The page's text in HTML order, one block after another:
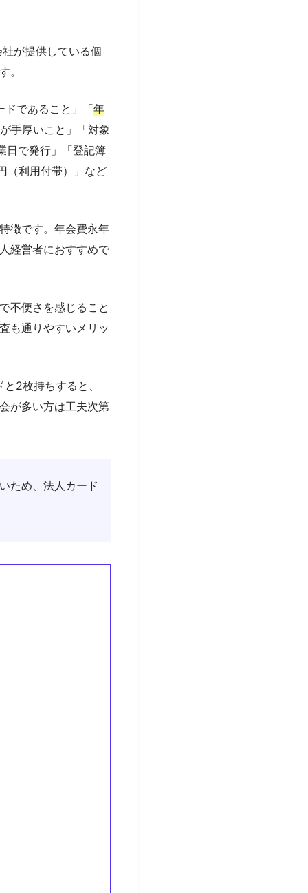
が提供している個
。
であること」「年
手厚いこと」「対象
日で発行」「登記簿
（利用付帯）」など
徴です。年会費永年
経営者におすすめで
不便さを感じること
も通りやすいメリッ
2枚持ちすると、
が多い方は工夫次第
ため、法人カード